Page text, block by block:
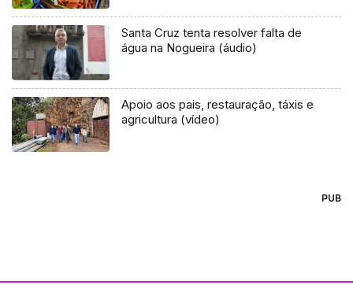
Santa Cruz tenta resolver falta de
água na Nogueira (áudio)
Apoio aos pais, restauração, táxis e
agricultura (vídeo)
PUB